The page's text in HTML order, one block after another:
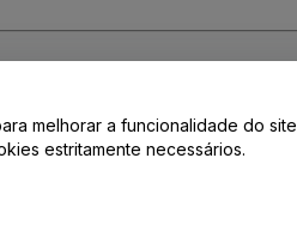
melhorar a funcionalidade do site
estritamente necessários.